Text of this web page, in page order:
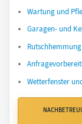
Wartung und
Garagen- und
Wetterfenster